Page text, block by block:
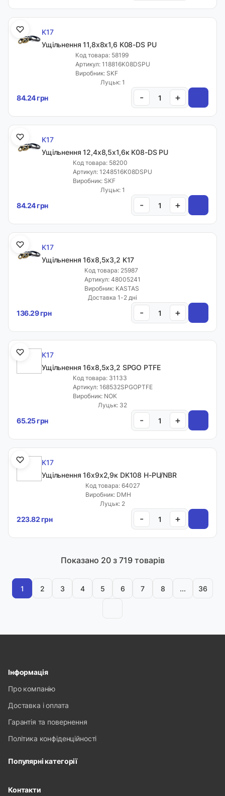
K17
Ущільнення 11,8х8х1,6 K08-DS PU
Код товара: 58199
Артикул: 118816K08DSPU
Виробник: SKF
Луцьк: 1
84.24 грн - +
K17
Ущільнення 12,4х8,5х1,6к K08-DS PU
Код товара: 58200
Артикул: 1248516K08DSPU
Виробник: SKF
Луцьк: 1
84.24 грн - +
K17
Ущільнення 16х8,5х3,2 K17
Код товара: 25987
Артикул: 48005241
Виробник: KASTAS
Доставка 1-2 дні
136.29 грн - +
K17
Ущільнення 16х8,5х3,2 SPGO PTFE
Код товара: 31133
Артикул: 168532SPGOPTFE
Виробник: NOK
Луцьк: 32
65.25 грн - +
K17
Ущільнення 16х9х2,9к DK108 H-PU/NBR
Код товара: 64027
Виробник: DMH
Луцьк: 2
223.82 грн - +
Показано 20з 719 товарів
1 2 3 4 5 6 7 8 ... 36
Інформація
Про компанію
Доставка і оплата
Гарантія та повернення
Політика конфіденційності
Популярні категорії
Контакти